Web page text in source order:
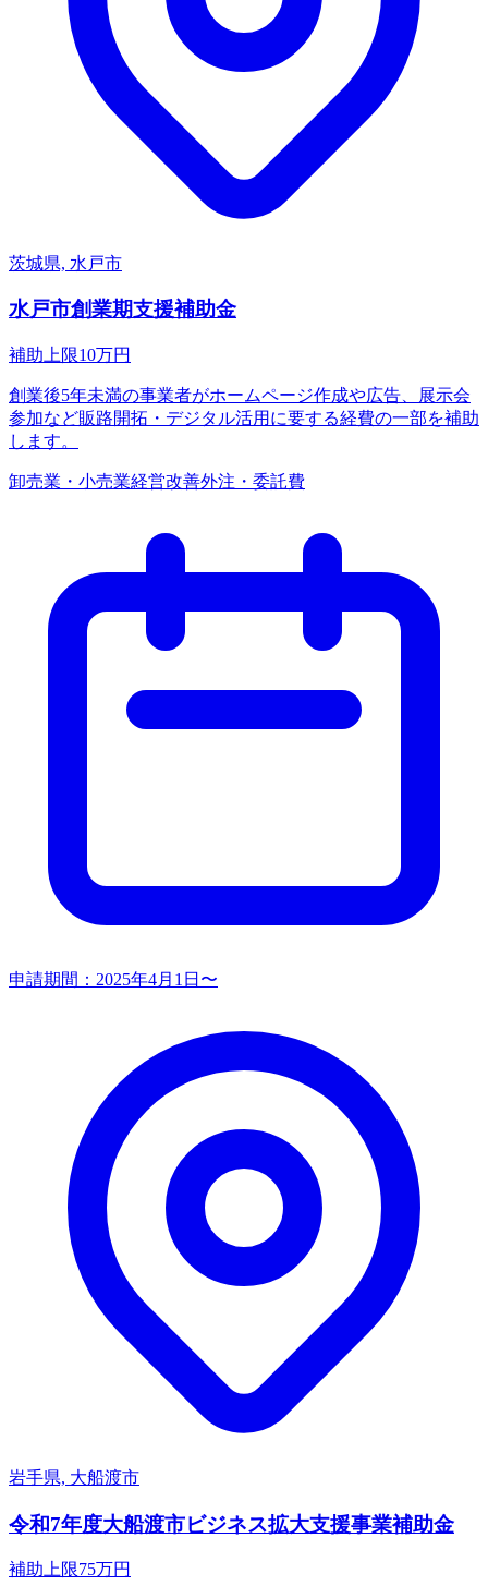
茨城県, 水戸市
水戸市創業期支援補助金
補助上限10万円
創業後5年未満の事業者がホームページ作成や広告、展示会
参加など販路開拓・デジタル活用に要する経費の一部を補助
します。
卸売業・小売業経営改善外注・委託費
申請期間： 2025年4月1日〜
岩手県, 大船渡市
令和7年度大船渡市ビジネス拡大支援事業補助金
補助上限75万円